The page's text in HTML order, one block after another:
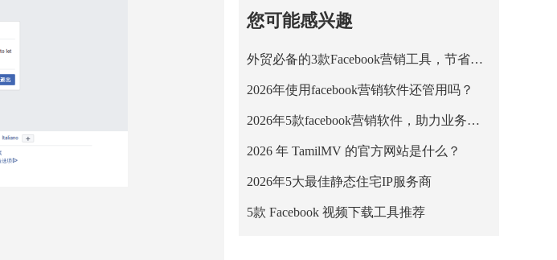
您可能感兴趣
外贸必备的3款Facebook营销工具，节省营销成本！
2026年使用facebook营销软件还管用吗？
2026年5款facebook营销软件，助力业务平稳运行！
2026 年 TamilMV 的官方网站是什么？
2026年5大最佳静态住宅IP服务商
5款 Facebook 视频下载工具推荐